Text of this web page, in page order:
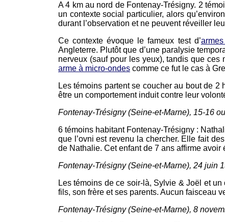
A 4 km au nord de Fontenay-Trésigny. 2
un contexte social particulier, alors
durant l’observation et ne peuvent réveiller
Ce contexte évoque le fameux test d’
Angleterre. Plutôt que d’une paralysie
nerveux (sauf pour les yeux), tandis que
arme à micro-ondes comme ce fut le cas à
Les témoins partent se coucher au bout de 2
être un comportement induit contre leur
Fontenay-Trésigny (Seine-et-Marne), 15-16
6 témoins habitant Fontenay-Trésigny :
que l’ovni est revenu la chercher. Elle fait
de Nathalie. Cet enfant de 7 ans affirme
Fontenay-Trésigny (Seine-et-Marne), 24 juin
Les témoins de ce soir-là, Sylvie & Joël et
fils, son frère et ses parents. Aucun faisceau
Fontenay-Trésigny (Seine-et-Marne), 8